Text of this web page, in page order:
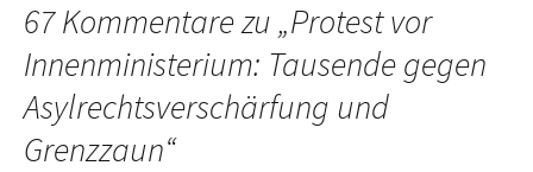
67 Kommentare zu „Protest vor
Innenministerium: Tausende gegen
Asylrechtsverschärfung und
Grenzzaun“